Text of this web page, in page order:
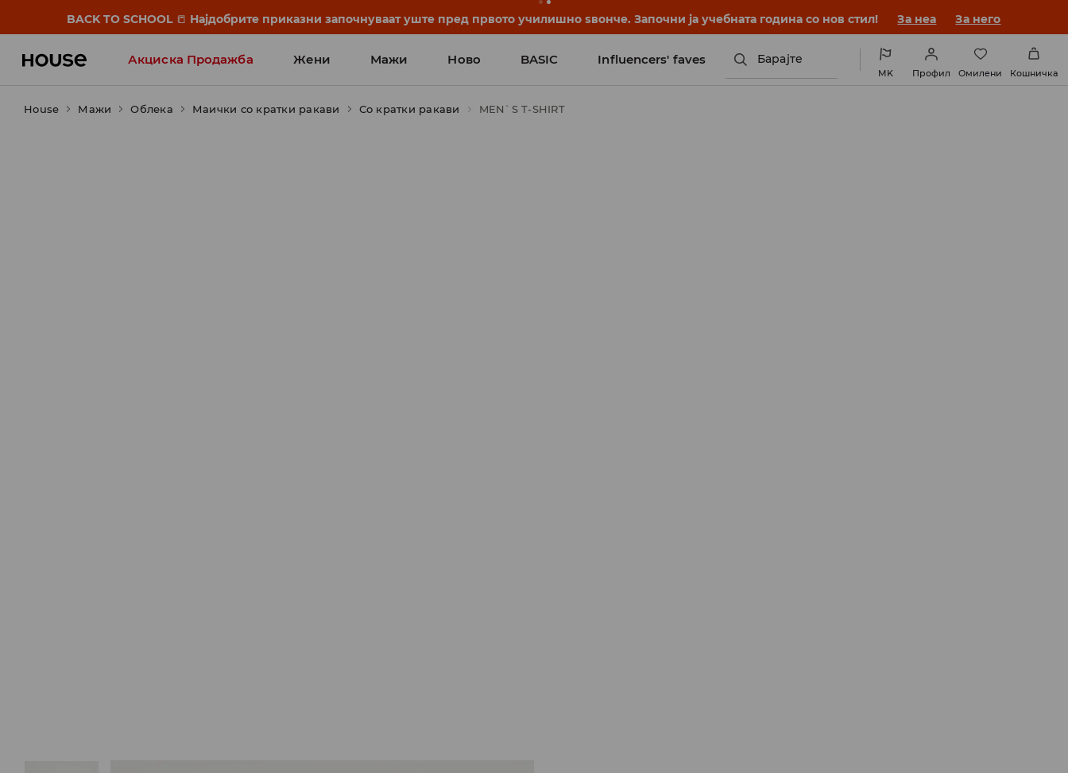
BACK TO SCHOOL 📒 Најдобрите приказни започнуваат уште пред првото училишно ѕвонче. Започни ја учебната година со нов стил! За неа За него
Акциска Продажба Жени Мажи Ново BASIC Influencers' faves Барајте
MK Профил Омилени Кошничка
House Мажи Облека Маички со кратки ракави Со кратки ракави MEN`S T-SHIRT